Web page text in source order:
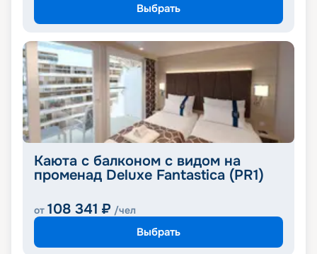
Выбрать
Каюта с балконом с видом на
променад Deluxe Fantastica (PR1)
от 108 341 ₽ /чел
Выбрать